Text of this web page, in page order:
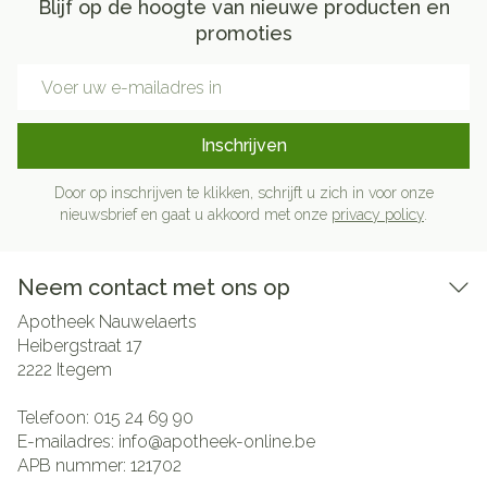
Blijf op de hoogte van nieuwe producten en
promoties
Inschrijven
Door op inschrijven te klikken, schrijft u zich in voor onze
nieuwsbrief en gaat u akkoord met onze privacy policy
Neem contact met ons op
Apotheek Nauwelaerts
Heibergstraat 17
2222 Itegem
Telefoon: 015 24 69 90
E-mailadres: info@apotheek-online.be
APB nummer: 121702